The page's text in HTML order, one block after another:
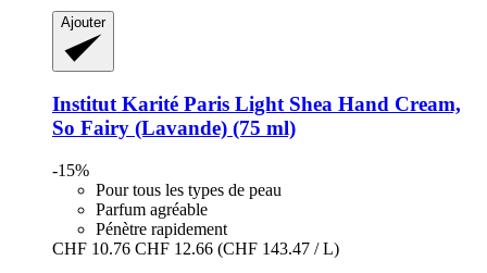
Ajouter
Institut Karité Paris Light Shea Hand Cream,
So Fairy (Lavande) (75 ml)
-15%
Pour tous les types de peau
Parfum agréable
Pénètre rapidement
CHF 10.76 CHF 12.66 (CHF 143.47 / L)